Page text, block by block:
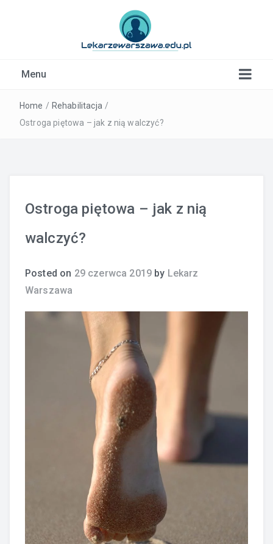
Menu
Home / Rehabilitacja /
Ostroga piętowa – jak z nią walczyć?
Ostroga piętowa – jak z nią
walczyć?
Posted on 29 czerwca 2019 by Lekarz
Warszawa